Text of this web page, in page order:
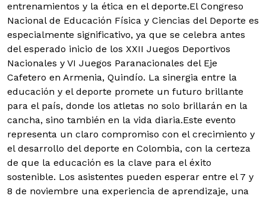
entrenamientos y la ética en el deporte.El Congreso
Nacional de Educación Física y Ciencias del Deporte es
especialmente significativo, ya que se celebra antes
del esperado inicio de los XXII Juegos Deportivos
Nacionales y VI Juegos Paranacionales del Eje
Cafetero en Armenia, Quindío. La sinergia entre la
educación y el deporte promete un futuro brillante
para el país, donde los atletas no solo brillarán en la
cancha, sino también en la vida diaria.Este evento
representa un claro compromiso con el crecimiento y
el desarrollo del deporte en Colombia, con la certeza
de que la educación es la clave para el éxito
sostenible. Los asistentes pueden esperar entre el 7 y
8 de noviembre una experiencia de aprendizaje, una